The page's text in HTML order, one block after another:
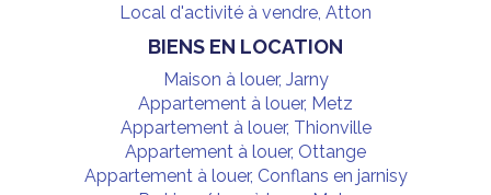
Local d'activité à vendre, Atton
BIENS EN LOCATION
Maison à louer, Jarny
Appartement à louer, Metz
Appartement à louer, Thionville
Appartement à louer, Ottange
Appartement à louer, Conflans en jarnisy